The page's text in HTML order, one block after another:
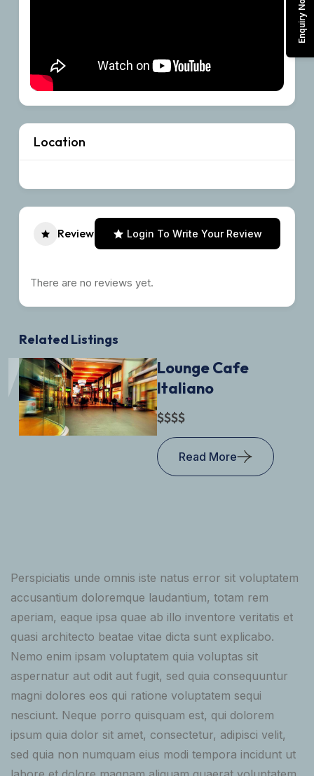
Location
Review Login To Write Your Review
There are no reviews yet.
Related Listings
Lounge Cafe
Italiano
$$$$
Read More
Perspiciatis unde omnis iste natus error sit voluptatem
accusantium doloremque laudantium, totam rem
aperiam, eaque ipsa quae ab illo inventore veritatis et
quasi architecto beatae vitae dicta sunt explicabo.
Nemo enim ipsam voluptatem quia voluptas sit
aspernatur aut odit aut fugit, sed quia consequuntur
magni dolores eos qui ratione voluptatem sequi
nesciunt. Neque porro quisquam est, qui dolorem
ipsum quia dolor sit amet, consectetur, adipisci velit,
sed quia non numquam eius modi tempora incidunt ut
Enquiry Now